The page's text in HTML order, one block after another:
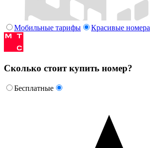
Мобильные тарифы Красивые номера
Сколько стоит купить номер?
Бесплатные